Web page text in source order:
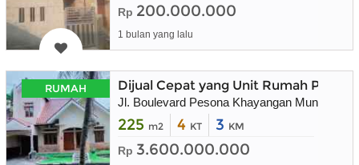
Rp 200.000.000
1 bulan yang lalu
RUMAH Dijual Cepat yang Unit Rumah
Jl. Boulevard Pesona Khayangan Mungil 1
225 m2 4 KT 3 KM
Rp 3.600.000.000